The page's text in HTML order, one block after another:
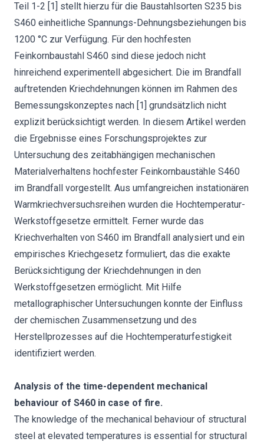
Teil 1-2 [1] stellt hierzu für die Baustahlsorten S235 bis
S460 einheitliche Spannungs-Dehnungsbeziehungen bis
1200 °C zur Verfügung. Für den hochfesten
Feinkornbaustahl S460 sind diese jedoch nicht
hinreichend experimentell abgesichert. Die im Brandfall
auftretenden Kriechdehnungen können im Rahmen des
Bemessungskonzeptes nach [1] grundsätzlich nicht
explizit berücksichtigt werden. In diesem Artikel werden
die Ergebnisse eines Forschungsprojektes zur
Untersuchung des zeitabhängigen mechanischen
Materialverhaltens hochfester Feinkornbaustähle S460
im Brandfall vorgestellt. Aus umfangreichen instationären
Warmkriechversuchsreihen wurden die Hochtemperatur-
Werkstoffgesetze ermittelt. Ferner wurde das
Kriechverhalten von S460 im Brandfall analysiert und ein
empirisches Kriechgesetz formuliert, das die exakte
Berücksichtigung der Kriechdehnungen in den
Werkstoffgesetzen ermöglicht. Mit Hilfe
metallographischer Untersuchungen konnte der Einfluss
der chemischen Zusammensetzung und des
Herstellprozesses auf die Hochtemperaturfestigkeit
identifiziert werden.
Analysis of the time-dependent mechanical
behaviour of S460 in case of fire.
The knowledge of the mechanical behaviour of structural
steel at elevated temperatures is essential for structural